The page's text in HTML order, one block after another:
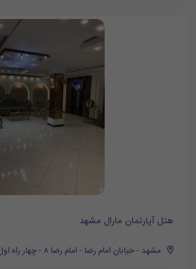
هتل آپارتمان مارال مشهد
مشهد - خیابان امام رضا - امام رضا ۸ - چهار راه اول سمت چپ - حنایی 6/8 - کوچه فروزان